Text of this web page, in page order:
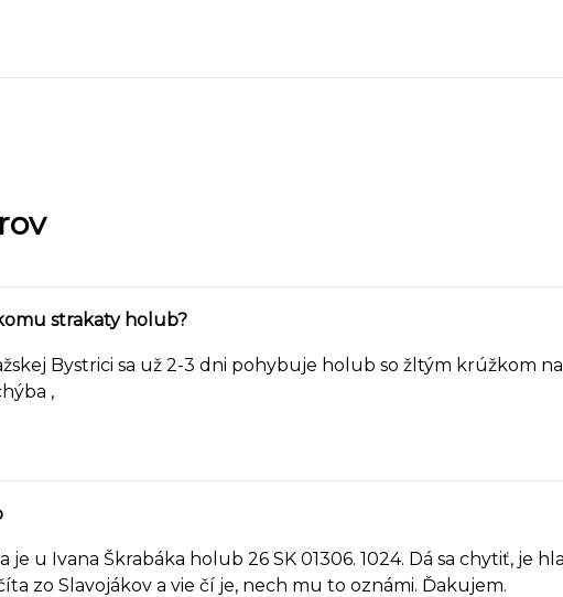
strakaty holub?
Bystrici sa už 2-3 dni pohybuje holub so žltým krúžkom
,
je u Ivana Škrabáka holub 26 SK 01306. 1024. Dá sa chytiť, je
zo Slavojákov a vie čí je, nech mu to oznámi. Ďakujem.